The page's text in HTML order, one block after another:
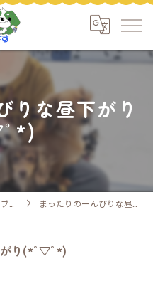
りな昼下がり
*)
ブログ まったりのーんびりな昼下がり(*ﾟ▽ﾟ*)
がり(*ﾟ▽ﾟ*)